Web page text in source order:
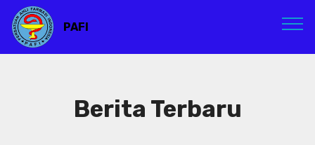
PAFI
Berita Terbaru